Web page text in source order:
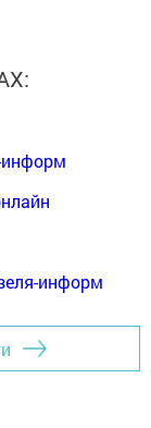
информ
информ